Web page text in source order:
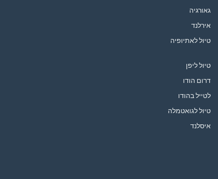
גאורגיה
אירלנד
טיול לאתיופיה
טיול ליפן
דרום הודו
לטייל בהודו
טיול לגואטמלה
איסלנד